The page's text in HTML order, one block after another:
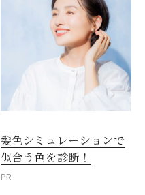
髪色シミュレーションで
似合う色を診断！
PR